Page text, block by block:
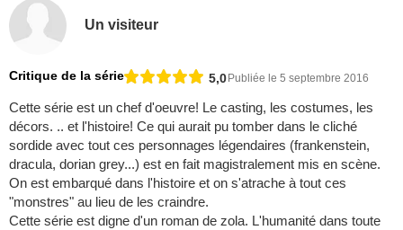
Un visiteur
Critique de la série 5,0Publiée le 5 septembre 2016
Cette série est un chef d'oeuvre! Le casting, les costumes, les
décors. .. et l'histoire! Ce qui aurait pu tomber dans le cliché
sordide avec tout ces personnages légendaires (frankenstein,
dracula, dorian grey...) est en fait magistralement mis en scène.
On est embarqué dans l'histoire et on s'atrache à tout ces
"monstres" au lieu de les craindre.
Cette série est digne d'un roman de zola. L'humanité dans toute